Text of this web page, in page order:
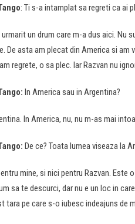
: Ti s-a intamplat sa regreti ca ai
urmarit un drum care m-a dus aici. Nu
De asta am plecat din America si
regrete, o sa plec. Iar Razvan nu
In America sau in Argentina?
In America, nu, nu m-as mai
De ce? Toata lumea viseaza la
mine, si nici pentru Razvan.
sa te descurci, dar nu e un loc in
tara pe care s-o iubesc indeajuns de